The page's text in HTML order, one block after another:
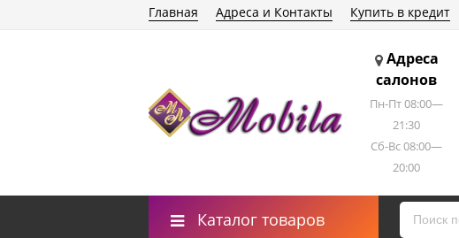
Главная Адреса и Контакты Купить в кредит
Адреса
салонов
Пн-Пт 08:00—
21:30
Сб-Вс 08:00—
20:00
Каталог товаров